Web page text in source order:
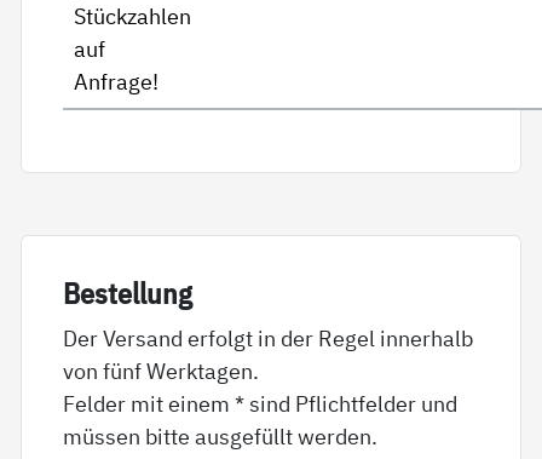
Stückzahlen
auf
Anfrage!
Be­stel­lung
Der Versand erfolgt in der Regel innerhalb
von fünf Werktagen.
Felder mit einem * sind Pflichtfelder und
müssen bitte ausgefüllt werden.